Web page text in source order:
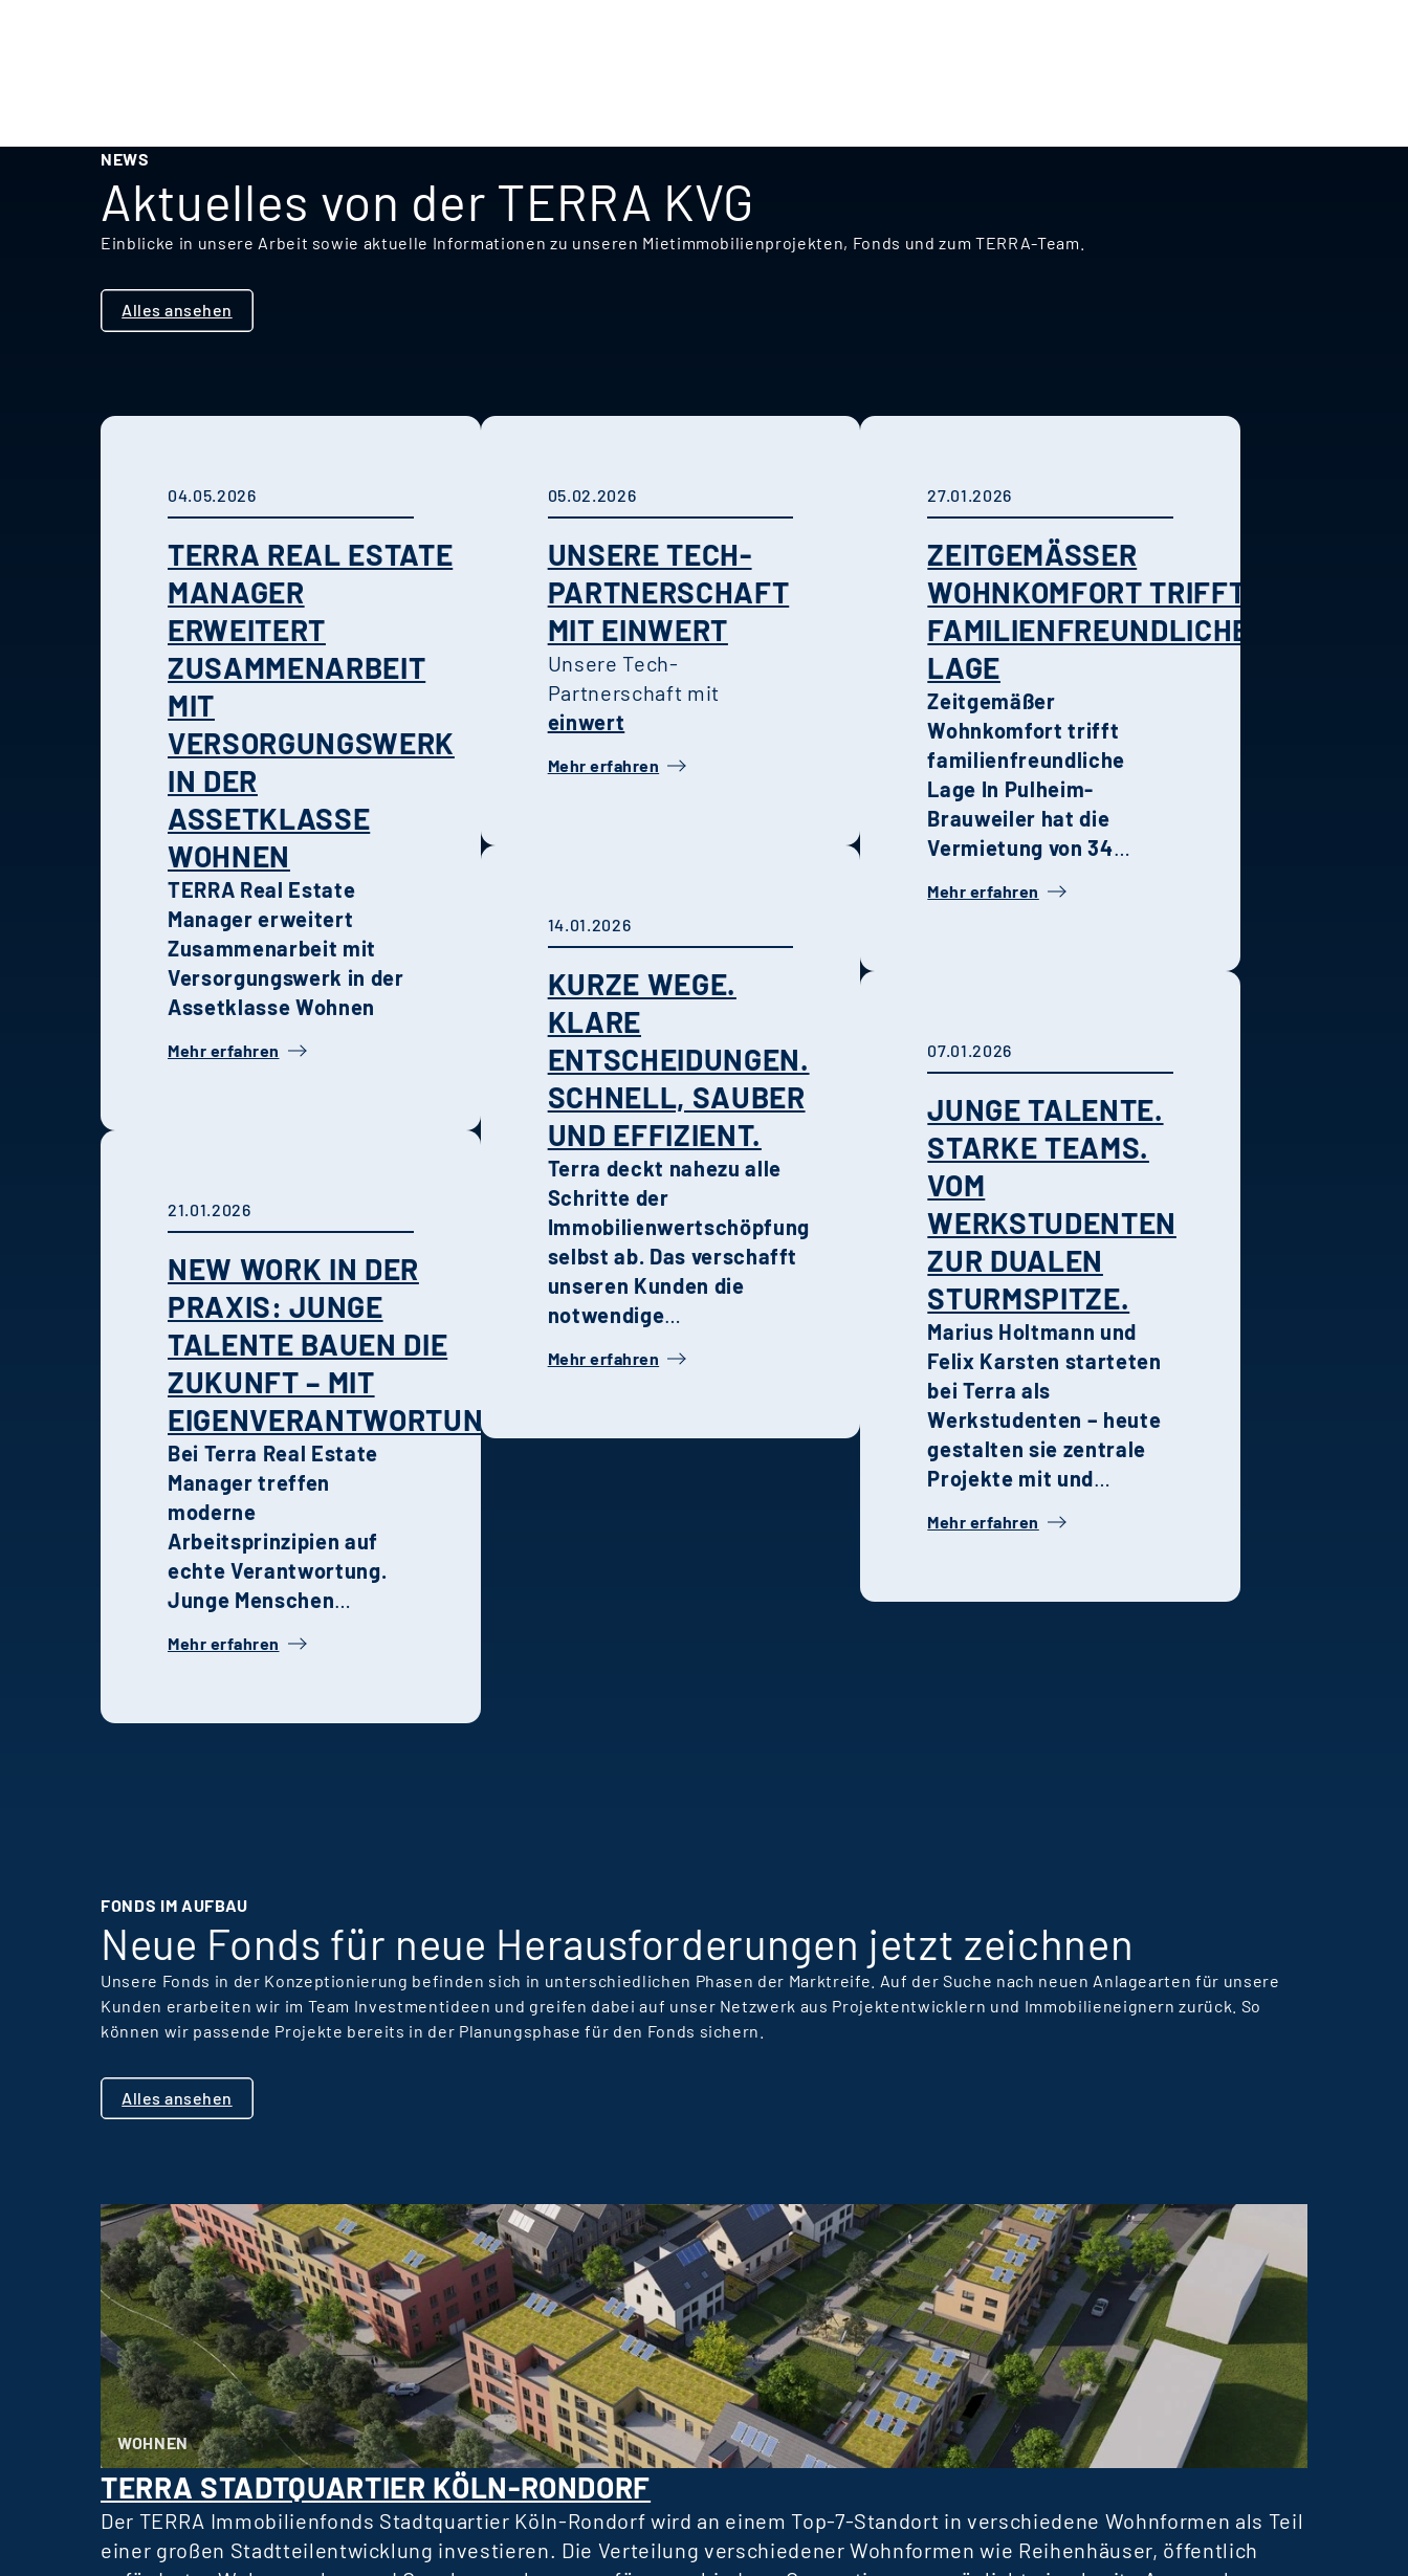
NEWS
Aktuelles von der TERRA KVG
Einblicke in unsere Arbeit sowie aktuelle Informationen zu unseren Mietimmobilienprojekten, Fonds und zum TERRA-Team.
Alles ansehen
04.05.2026
TERRA REAL ESTATE
MANAGER
ERWEITERT
ZUSAMMENARBEIT
MIT
VERSORGUNGSWERK
IN DER
ASSETKLASSE
WOHNEN
TERRA Real Estate
Manager erweitert
Zusammenarbeit mit
Versorgungswerk in der
Assetklasse Wohnen
Mehr erfahren
21.01.2026
NEW WORK IN DER
PRAXIS: JUNGE
TALENTE BAUEN DIE
ZUKUNFT – MIT
EIGENVERANTWORTUNG
Bei Terra Real Estate
Manager treffen
moderne
Arbeitsprinzipien auf
echte Verantwortung.
Junge Menschen
treffen Entscheidungen
als sie es anderswo
Unternehmen
zusammenwirken.
Mehr erfahren
05.02.2026
UNSERE TECH-
PARTNERSCHAFT
MIT EINWERT
Unsere Tech-
Partnerschaft mit
einwert
Mehr erfahren
14.01.2026
KURZE WEGE.
KLARE
ENTSCHEIDUNGEN.
SCHNELL, SAUBER
UND EFFIZIENT.
Terra deckt nahezu alle
Schritte der
Immobilienwertschöpfung
selbst ab. Das verschafft
unseren Kunden die
notwendige
Transparenz und Qualität
Steuerung und
Mehr erfahren
27.01.2026
ZEITGEMÄSSER W
OHNKOMFORT TRIFFT F
AMILIENFREUNDLICHE L
AGE
Zeitgemäßer
Wohnkomfort trifft
familienfreundliche
Lage In Pulheim-
Brauweiler hat die
Vermietung von 34
Doppelhaushälften Ende
hochwertiger
Ausstattung und grüner
Umgebung macht das
Quartier zu einem
idealen Wohnort für
Familien und Paare.
Urban nah sowie grün
und entspannt wohnen.
Mehr erfahren
07.01.2026
JUNGE TALENTE.
STARKE TEAMS.
VOM
WERKSTUDENTEN
ZUR DUALEN
STURMSPITZE.
Marius Holtmann und
Felix Karsten starteten
bei Terra als
Werkstudenten – heute
gestalten sie zentrale
Projekte mit und
prägenden Kräften in
Fachbereichen. Ihre
Mehr erfahren
FONDS IM AUFBAU
Neue Fonds für neue Herausforderungen jetzt zeichnen
Unsere Fonds in der Konzeptionierung befinden sich in unterschiedlichen Phasen der Marktreife. Auf der Suche nach neuen Anlagearten für unsere
Kunden erarbeiten wir im Team Investmentideen und greifen dabei auf unser Netzwerk aus Projektentwicklern und Immobilieneignern zurück. So
können wir passende Projekte bereits in der Planungsphase für den Fonds sichern.
Alles ansehen
WOHNEN
TERRA STADTQUARTIER KÖLN-RONDORF
Der TERRA Immobilienfonds Stadtquartier Köln-Rondorf wird an einem Top-7-Standort in verschiedene Wohnformen als Teil
einer großen Stadtteilentwicklung investieren. Die Verteilung verschiedener Wohnformen wie Reihenhäuser, öffentlich